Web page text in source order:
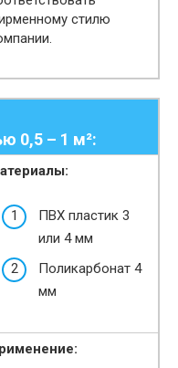
стилю
0,5 – 1 м²:
ПВХ пластик 3
или 4 мм
Поликарбонат 4
мм